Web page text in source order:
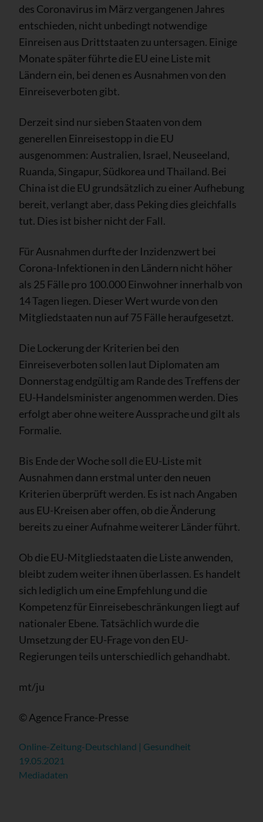
des Coronavirus im März vergangenen Jahres
entschieden, nicht unbedingt notwendige
Einreisen aus Drittstaaten zu untersagen. Einige
Monate später führte die EU eine Liste mit
Ländern ein, bei denen es Ausnahmen von den
Einreiseverboten gibt.
Derzeit sind nur sieben Staaten von dem
generellen Einreisestopp in die EU
ausgenommen: Australien, Israel, Neuseeland,
Ruanda, Singapur, Südkorea und Thailand. Bei
China ist die EU grundsätzlich zu einer Aufhebung
bereit, verlangt aber, dass Peking dies gleichfalls
tut. Dies ist bisher nicht der Fall.
Für Ausnahmen durfte der Inzidenzwert bei
Corona-Infektionen in den Ländern nicht höher
als 25 Fälle pro 100.000 Einwohner innerhalb von
14 Tagen liegen. Dieser Wert wurde von den
Mitgliedstaaten nun auf 75 Fälle heraufgesetzt.
Die Lockerung der Kriterien bei den
Einreiseverboten sollen laut Diplomaten am
Donnerstag endgültig am Rande des Treffens der
EU-Handelsminister angenommen werden. Dies
erfolgt aber ohne weitere Aussprache und gilt als
Formalie.
Bis Ende der Woche soll die EU-Liste mit
Ausnahmen dann erstmal unter den neuen
Kriterien überprüft werden. Es ist nach Angaben
aus EU-Kreisen aber offen, ob die Änderung
bereits zu einer Aufnahme weiterer Länder führt.
Ob die EU-Mitgliedstaaten die Liste anwenden,
bleibt zudem weiter ihnen überlassen. Es handelt
sich lediglich um eine Empfehlung und die
Kompetenz für Einreisebeschränkungen liegt auf
nationaler Ebene. Tatsächlich wurde die
Umsetzung der EU-Frage von den EU-
Regierungen teils unterschiedlich gehandhabt.
mt/ju
© Agence France-Presse
Online-Zeitung-Deutschland | Gesundheit
19.05.2021
Mediadaten